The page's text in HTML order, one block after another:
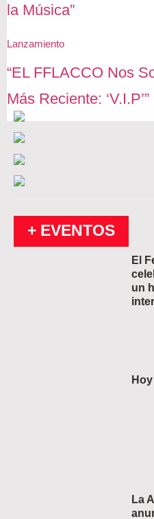
la Música”
Lanzamiento
“EL FFLACCO Nos
Más Reciente: ‘V.I.P’”
+ EVENTOS
El
un
La